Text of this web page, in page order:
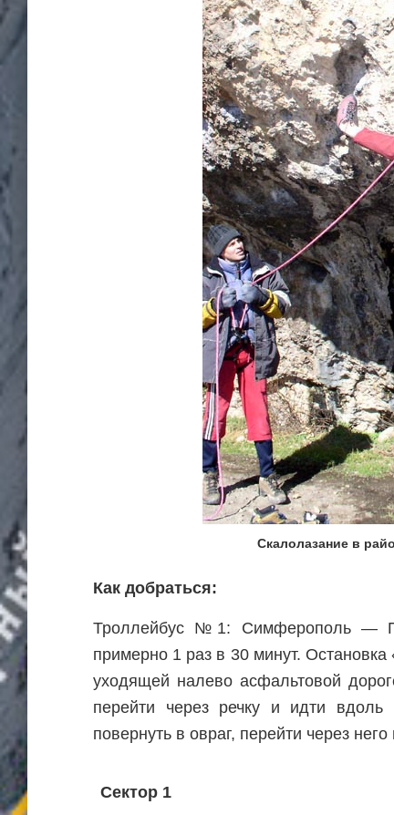
Скалолазание в
Как добраться:
Троллейбус №1: Симферополь —
примерно 1 раз в 30 минут.
уходящей налево асфальтовой
перейти через речку и идти
повернуть в овраг, перейти через
Сектор 1